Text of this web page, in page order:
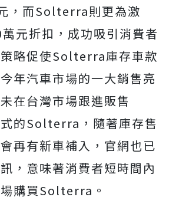
，而Solterra則更為激
元折扣，成功吸引消費者
略促使Solterra庫存車款
年汽車市場的一大銷售亮
在台灣市場跟進販售
的Solterra，隨著庫存售
再有新車補入，官網也已
，意味著消費者短時間內
購買Solterra。